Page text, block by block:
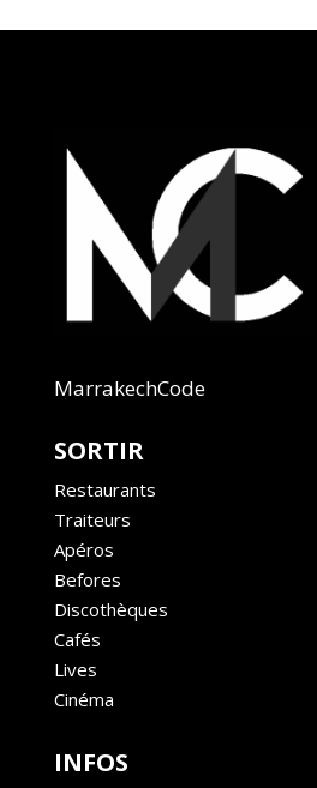
MarrakechCode
SORTIR
Restaurants
Traiteurs
Apéros
Befores
Discothèques
Cafés
Lives
Cinéma
INFOS